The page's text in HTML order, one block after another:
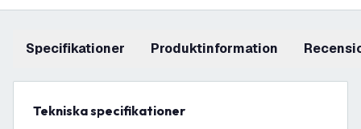
Specifikationer produktinformation
Tekniska specifikationer